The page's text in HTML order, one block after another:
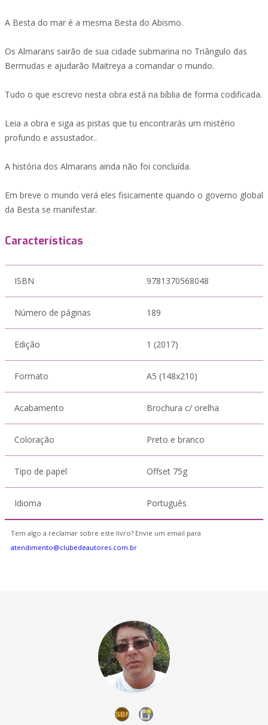
A Besta do mar é a mesma Besta do Abismo.
Os Almarans sairão de sua cidade submarina no Triângulo das
Bermudas e ajudarão Maitreya a comandar o mundo.
Tudo o que escrevo nesta obra está na bíblia de forma codificada.
Leia a obra e siga as pistas que tu encontrarás um mistério
profundo e assustador..
A história dos Almarans ainda não foi concluída.
Em breve o mundo verá eles fisicamente quando o governo global
da Besta se manifestar.
Características
ISBN 9781370568048
Número de páginas 189
Edição 1 (2017)
Formato A5 (148x210)
Acabamento Brochura c/ orelha
Coloração Preto e branco
Tipo de papel Offset 75g
Idioma Português
Tem algo a reclamar sobre este livro? Envie um email para
atendimento@clubedeautores.com.br